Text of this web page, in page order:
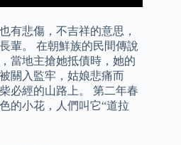
有悲傷，不吉祥的意思，
輩。 在朝鮮族的民間傳說
當地主搶她抵債時，她的
關入監牢，姑娘悲痛而
必經的山路上。 第二年春
的小花，人們叫它“道拉